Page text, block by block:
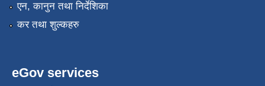
एन, कानुन तथा निर्देशिका
कर तथा शुल्कहरु
eGov services